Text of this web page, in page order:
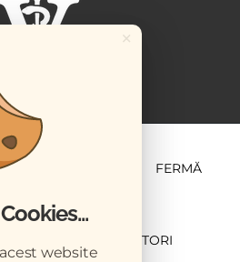
FERMĂ
CONTRIBUTORI
×
website